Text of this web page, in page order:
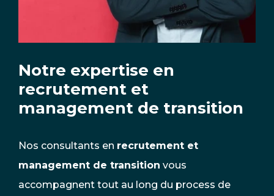
Notre expertise en
recrutement et
management de transition
Nos consultants en recrutement et
management de transition vous
accompagnent tout au long du process de